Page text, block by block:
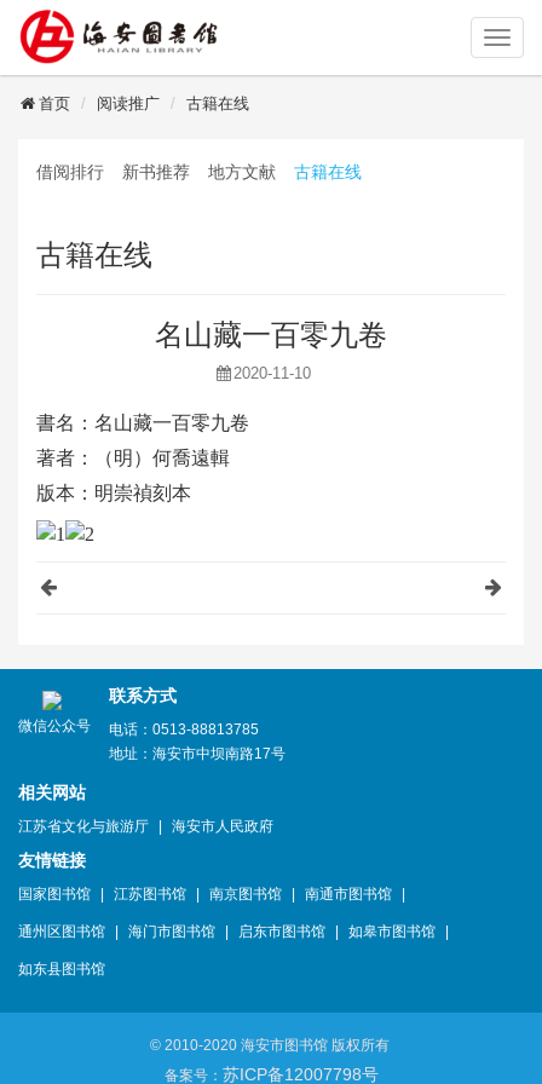
读者登录
首页 阅读推广 古籍在线
借阅排行 新书推荐 地方文献 古籍在线
古籍在线
名山藏一百零九卷
2020-11-10
書名：名山藏一百零九卷
著者：（明）何喬遠輯
版本：明崇禎刻本
微信公众号
联系方式
电话：0513-88813785
地址：海安市中坝南路17号
相关网站
江苏省文化与旅游厅 海安市人民政府
友情链接
国家图书馆 江苏图书馆 南京图书馆 南通市图书馆
通州区图书馆 海门市图书馆 启东市图书馆 如皋市图书馆
如东县图书馆
© 2010-2020 海安市图书馆 版权所有
备案号： 苏ICP备12007798号